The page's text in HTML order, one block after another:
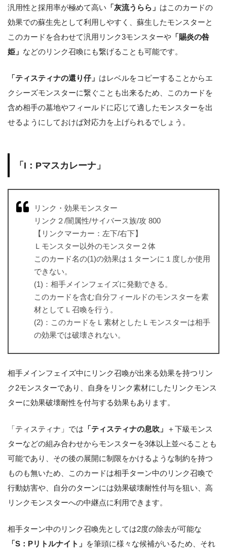
汎用性と採用率が極めて高い 「灰流うらら」 はこのカードの
効果での蘇生先として利用しやすく、蘇生したモンスターと
このカードを合わせて汎用リンク3モンスターや 「賜炎の咎
姫」 などのリンク召喚にも繋げることも可能です。
「ティスティナの還り仔」 はレベルをコピーすることからエ
クシーズモンスターに繋ぐことも出来るため、このカードを
含め相手の墓地やフィールドに応じて適したモンスターを出
せるようにしておけば対応力を上げられるでしょう。
「I：Pマスカレーナ」
リンク・効果モンスター
リンク２/闇属性/サイバース族/攻 800
【リンクマーカー：左下/右下】
Ｌモンスター以外のモンスター２体
このカード名の(1)の効果は１ターンに１度しか使用
できない。
(1)：相手メインフェイズに発動できる。
このカードを含む自分フィールドのモンスターを素
材としてＬ召喚を行う。
(2)：このカードをＬ素材としたＬモンスターは相手
の効果では破壊されない。
相手メインフェイズ中にリンク召喚が出来る効果を持つリン
ク2モンスターであり、自身をリンク素材にしたリンクモンス
ターに効果破壊耐性を付与する効果もあります。
「ティスティナ」では 「ティスティナの息吹」
＋下級モンス
ターなどの組み合わせからモンスターを3体以上並べることも
可能であり、その後の展開に制限をかけるような制約を持つ
ものも無いため、このカードは相手ターン中のリンク召喚で
行動妨害や、自分のターンには効果破壊耐性付与を狙い、高
リンクモンスターへの中継点に利用できます。
相手ターン中のリンク召喚先としては2度の除去が可能な
「S：Pリトルナイト」 を筆頭に様々な候補がいるため、それ